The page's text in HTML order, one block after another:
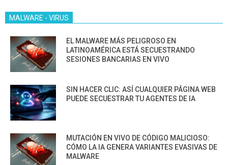
MALWARE - VIRUS
EL MALWARE MÁS PELIGROSO EN
LATINOAMÉRICA ESTÁ SECUESTRANDO
SESIONES BANCARIAS EN VIVO
SIN HACER CLIC: ASÍ CUALQUIER PÁGINA WEB
PUEDE SECUESTRAR TU AGENTES DE IA
MUTACIÓN EN VIVO DE CÓDIGO MALICIOSO:
CÓMO LA IA GENERA VARIANTES EVASIVAS DE
MALWARE